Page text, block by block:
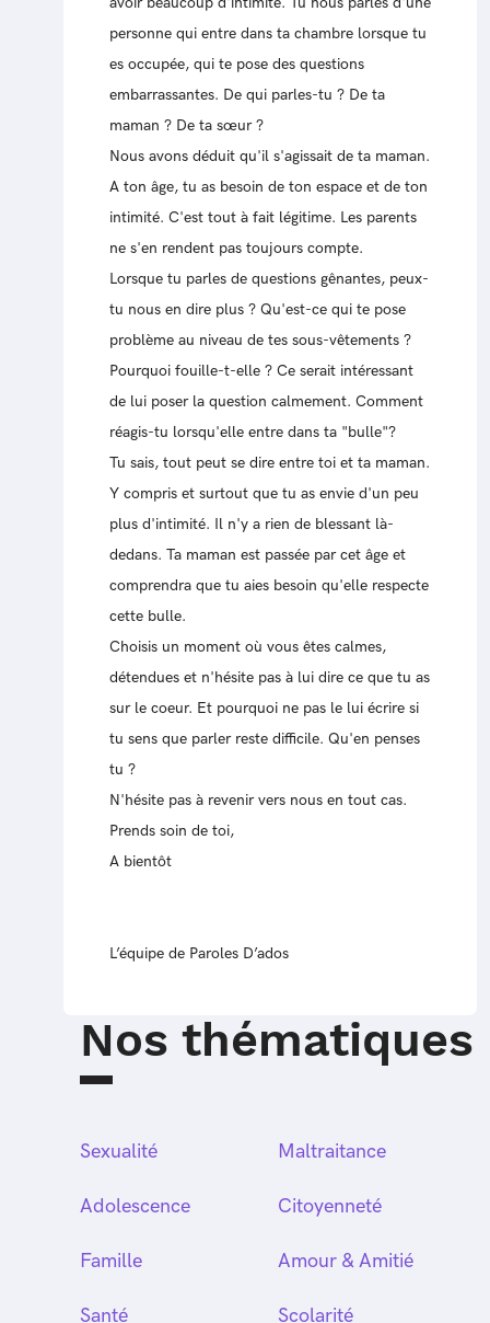
personne qui entre dans ta chambre lorsque tu
es occupée, qui te pose des questions
embarrassantes. De qui parles-tu ? De ta
maman ? De ta sœur ?
Nous avons déduit qu'il s'agissait de ta maman.
A ton âge, tu as besoin de ton espace et de ton
intimité. C'est tout à fait légitime. Les parents
ne s'en rendent pas toujours compte.
Lorsque tu parles de questions gênantes, peux-
tu nous en dire plus ? Qu'est-ce qui te pose
problème au niveau de tes sous-vêtements ?
Pourquoi fouille-t-elle ? Ce serait intéressant
de lui poser la question calmement. Comment
réagis-tu lorsqu'elle entre dans ta "bulle"?
Tu sais, tout peut se dire entre toi et ta maman.
Y compris et surtout que tu as envie d'un peu
plus d'intimité. Il n'y a rien de blessant là-
dedans. Ta maman est passée par cet âge et
comprendra que tu aies besoin qu'elle respecte
cette bulle.
Choisis un moment où vous êtes calmes,
détendues et n'hésite pas à lui dire ce que tu as
sur le coeur. Et pourquoi ne pas le lui écrire si
tu sens que parler reste difficile. Qu'en penses
tu ?
N'hésite pas à revenir vers nous en tout cas.
Prends soin de toi,
A bientôt
L’équipe de Paroles D’ados
Nos thématiques
Sexualité
Adolescence
Famille
Santé
Maltraitance
Citoyenneté
Amour & Amitié
Scolarité